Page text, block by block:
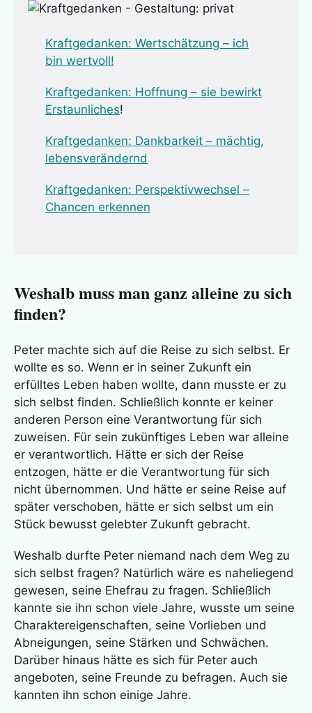
Kraftgedanken: Wertschätzung – ich
bin wertvoll!
Kraftgedanken: Hoffnung – sie bewirkt
Erstaunliches!
Kraftgedanken: Dankbarkeit – mächtig,
lebensverändernd
Kraftgedanken: Perspektivwechsel –
Chancen erkennen
Weshalb muss man ganz alleine zu sich
finden?
Peter machte sich auf die Reise zu sich selbst. Er
wollte es so. Wenn er in seiner Zukunft ein
erfülltes Leben haben wollte, dann musste er zu
sich selbst finden. Schließlich konnte er keiner
anderen Person eine Verantwortung für sich
zuweisen. Für sein zukünftiges Leben war alleine
er verantwortlich. Hätte er sich der Reise
entzogen, hätte er die Verantwortung für sich
nicht übernommen. Und hätte er seine Reise auf
später verschoben, hätte er sich selbst um ein
Stück bewusst gelebter Zukunft gebracht.
Weshalb durfte Peter niemand nach dem Weg zu
sich selbst fragen? Natürlich wäre es naheliegend
gewesen, seine Ehefrau zu fragen. Schließlich
kannte sie ihn schon viele Jahre, wusste um seine
Charaktereigenschaften, seine Vorlieben und
Abneigungen, seine Stärken und Schwächen.
Darüber hinaus hätte es sich für Peter auch
angeboten, seine Freunde zu befragen. Auch sie
kannten ihn schon einige Jahre.